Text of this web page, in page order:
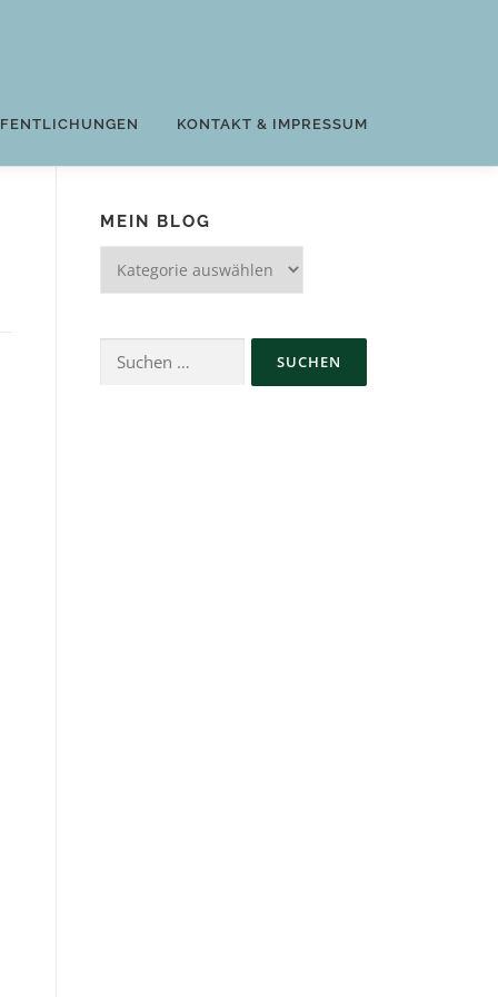
KONTAKT & IMPRESSUM
MEIN BLOG
Blog
Suchen
nach: